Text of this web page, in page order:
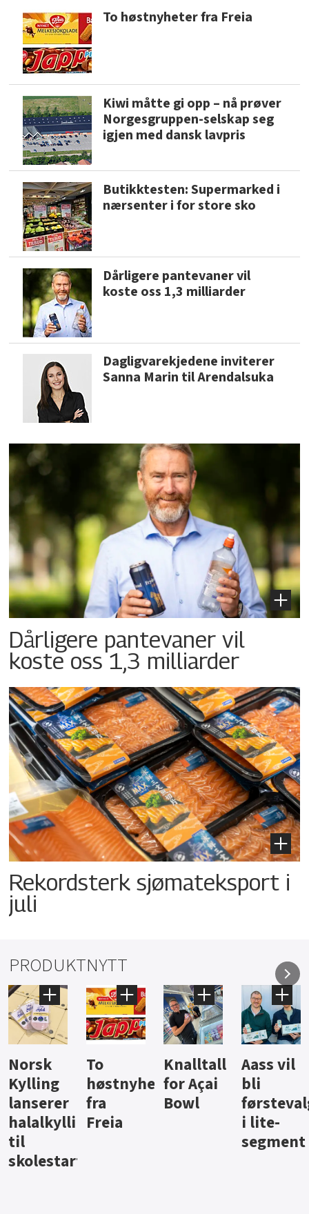
To høstnyheter fra Freia
Kiwi måtte gi opp – nå prøver
Norgesgruppen-selskap seg
igjen med dansk lavpris
Butikktesten: Supermarked i
nærsenter i for store sko
Dårligere pantevaner vil
koste oss 1,3 milliarder
Dagligvarekjedene inviterer
Sanna Marin til Arendalsuka
Dårligere pantevaner vil
koste oss 1,3 milliarder
Rekordsterk sjømateksport i
juli
PRODUKTNYTT
Knalltall
for Açai
Bowl
Aass vil
bli
førstevalg
i lite-
Brus og
jus fra
Berentsen
Hard
iste fra
Hansa